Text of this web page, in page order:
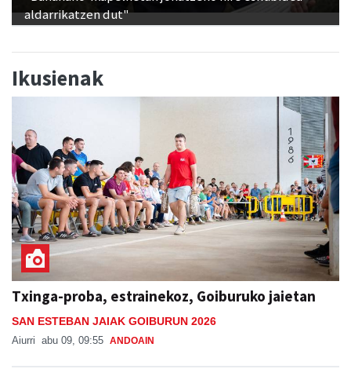
aldarrikatzen dut"
Ikusienak
Txinga-proba, estrainekoz, Goiburuko jaietan
SAN ESTEBAN JAIAK GOIBURUN 2026
Aiurri abu 09, 09:55 ANDOAIN